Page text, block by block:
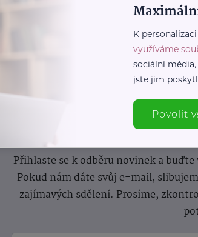
Informace
Přihlaste se k odběru novinek a
Pokud nám dáte svůj e-mail,
zajímavých sdělení. Prosíme,
K
využíváme
sociální
jste jim
Povolit